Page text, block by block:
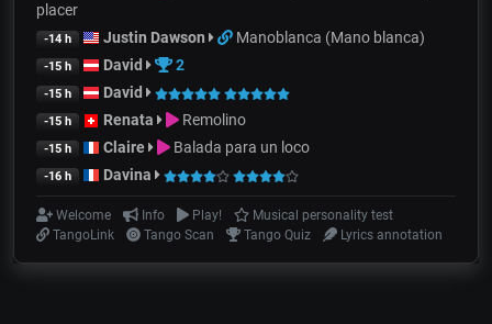
placer
-14 h Justin Dawson Manoblanca (Mano blanca)
-15 h David 2
-15 h David
-15 h Renata Remolino
-15 h Claire Balada para un loco
-16 h Davina
Welcome Info Play!
Musical personality test
TangoLink
Tango Scan Tango Quiz Lyrics annotation